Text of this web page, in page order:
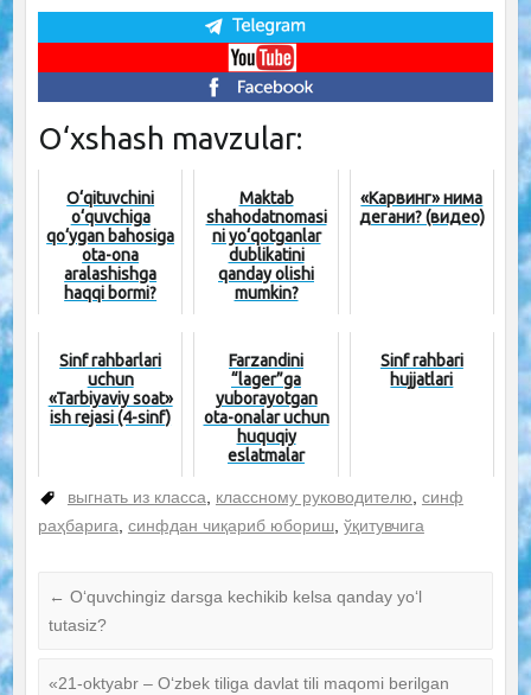
O‘xshash mavzular:
O‘qituvchini
o‘quvchiga
qo‘ygan bahosiga
ota-ona
aralashishga
haqqi bormi?
Maktab
shahodatnomasi
ni yo‘qotganlar
dublikatini
qanday olishi
mumkin?
«Карвинг» нима
дегани? (видео)
Sinf rahbarlari
uchun
«Tarbiyaviy soat»
ish rejasi (4-sinf)
Farzandini
“lager”ga
yuborayotgan
ota-onalar uchun
huquqiy
eslatmalar
Sinf rahbari
hujjatlari
выгнать из класса классному руководителю синф
раҳбарига синфдан чиқариб юбориш, ўқитувчига
← O‘quvchingiz darsga kechikib kelsa qanday yo‘l
tutasiz?
«21-oktyabr – O‘zbek tiliga davlat tili maqomi berilgan